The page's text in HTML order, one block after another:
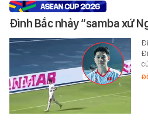
Đình Bắc nhảy “samba xứ